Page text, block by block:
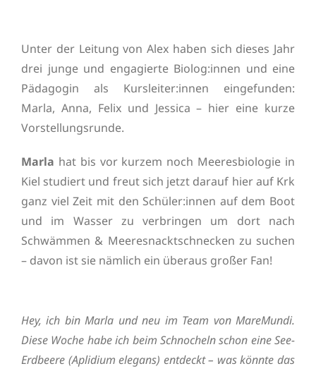
Unter der Leitung von Alex haben sich dieses Jahr
drei junge und engagierte Biolog:innen und eine
Pädagogin als Kursleiter:innen eingefunden:
Marla, Anna, Felix und Jessica – hier eine kurze
Vorstellungsrunde.
Marla hat bis vor kurzem noch Meeresbiologie in
Kiel studiert und freut sich jetzt darauf hier auf Krk
ganz viel Zeit mit den Schüler:innen auf dem Boot
und im Wasser zu verbringen um dort nach
Schwämmen & Meeresnacktschnecken zu suchen
– davon ist sie nämlich ein überaus großer Fan!
Hey, ich bin Marla und neu im Team von MareMundi.
Diese Woche habe ich beim Schnocheln schon eine See-
Erdbeere (Aplidium elegans) entdeckt – was könnte das